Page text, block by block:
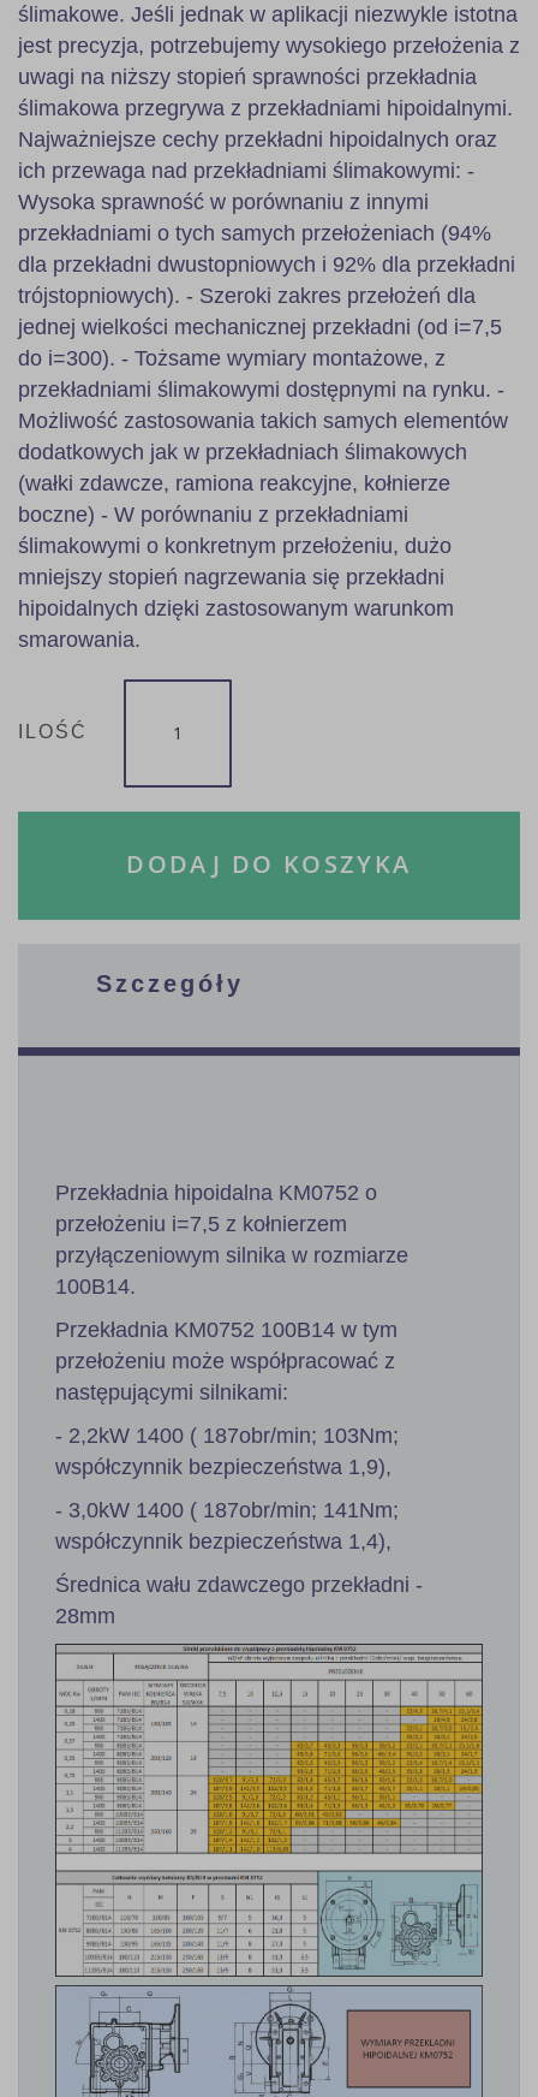
ślimakowe. Jeśli jednak w aplikacji niezwykle istotna
jest precyzja, potrzebujemy wysokiego przełożenia z
uwagi na niższy stopień sprawności przekładnia
ślimakowa przegrywa z przekładniami hipoidalnymi.
Najważniejsze cechy przekładni hipoidalnych oraz
ich przewaga nad przekładniami ślimakowymi: -
Wysoka sprawność w porównaniu z innymi
przekładniami o tych samych przełożeniach (94%
dla przekładni dwustopniowych i 92% dla przekładni
trójstopniowych). - Szeroki zakres przełożeń dla
jednej wielkości mechanicznej przekładni (od i=7,5
do i=300). - Tożsame wymiary montażowe, z
przekładniami ślimakowymi dostępnymi na rynku. -
Możliwość zastosowania takich samych elementów
dodatkowych jak w przekładniach ślimakowych
(wałki zdawcze, ramiona reakcyjne, kołnierze
boczne) - W porównaniu z przekładniami
ślimakowymi o konkretnym przełożeniu, dużo
mniejszy stopień nagrzewania się przekładni
hipoidalnych dzięki zastosowanym warunkom
smarowania.
ILOŚĆ
DODAJ DO KOSZYKA
Szczegóły
Przekładnia hipoidalna KM0752 o
przełożeniu i=7,5 z kołnierzem
przyłączeniowym silnika w rozmiarze
100B14.
Przekładnia KM0752 100B14 w tym
przełożeniu może współpracować z
następującymi silnikami:
- 2,2kW 1400 ( 187obr/min; 103Nm;
współczynnik bezpieczeństwa 1,9),
- 3,0kW 1400 ( 187obr/min; 141Nm;
współczynnik bezpieczeństwa 1,4),
Średnica wału zdawczego przekładni -
28mm